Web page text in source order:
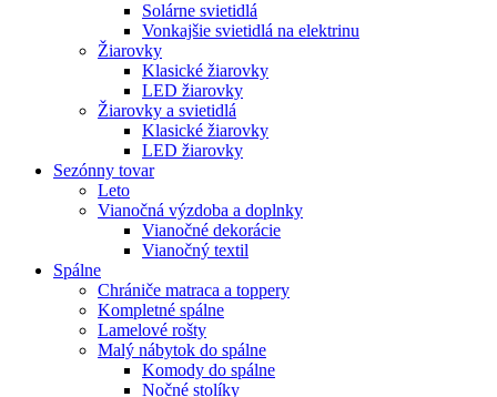
Solárne svietidlá
Vonkajšie svietidlá na elektrinu
Žiarovky
Klasické žiarovky
LED žiarovky
Žiarovky a svietidlá
Klasické žiarovky
LED žiarovky
Sezónny tovar
Leto
Vianočná výzdoba a doplnky
Vianočné dekorácie
Vianočný textil
Spálne
Chrániče matraca a toppery
Kompletné spálne
Lamelové rošty
Malý nábytok do spálne
Komody do spálne
Nočné stolíky